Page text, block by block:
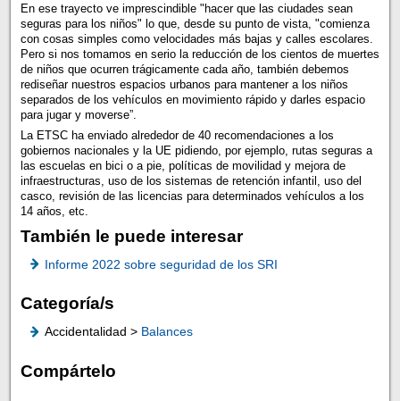
En ese trayecto ve imprescindible "hacer que las ciudades sean
seguras para los niños" lo que, desde su punto de vista, "comienza
con cosas simples como velocidades más bajas y calles escolares.
Pero si nos tomamos en serio la reducción de los cientos de muertes
de niños que ocurren trágicamente cada año, también debemos
rediseñar nuestros espacios urbanos para mantener a los niños
separados de los vehículos en movimiento rápido y darles espacio
para jugar y moverse”.
La ETSC ha enviado alrededor de 40 recomendaciones a los
gobiernos nacionales y la UE pidiendo, por ejemplo, rutas seguras a
las escuelas en bici o a pie, políticas de movilidad y mejora de
infraestructuras, uso de los sistemas de retención infantil, uso del
casco, revisión de las licencias para determinados vehículos a los
14 años, etc.
También le puede interesar
Informe 2022 sobre seguridad de los SRI
Categoría/s
Accidentalidad > Balances
Compártelo